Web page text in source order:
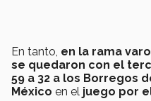
En tanto, en la rama
se quedaron con el
59 a 32 a los Borregos
México en el juego por